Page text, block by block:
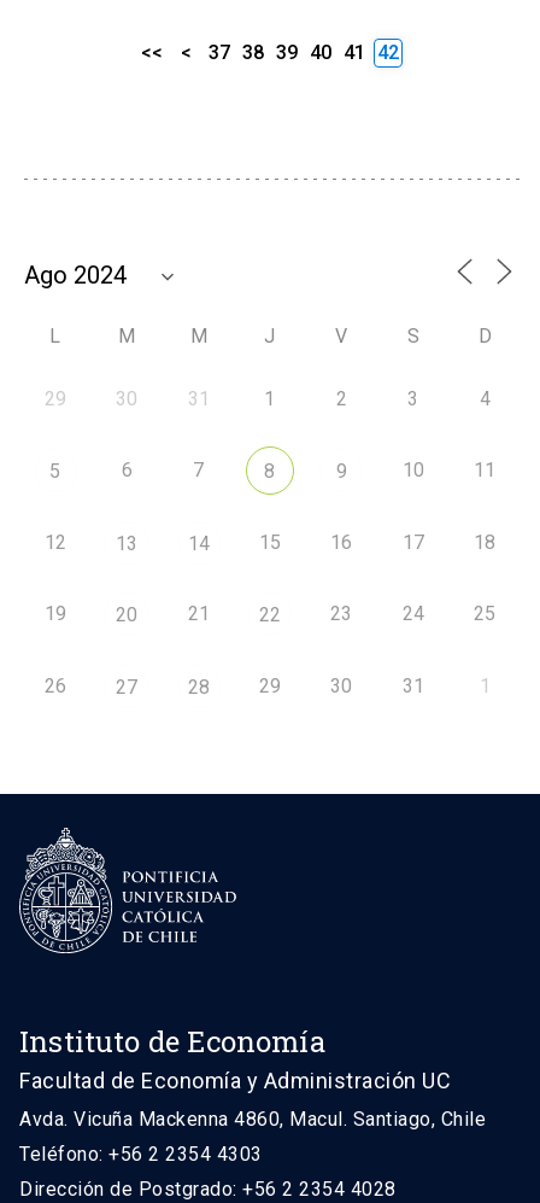
<< < 37 38 39 40 41 42
L M M J V S D
29 30 31 1 2 3 4
5 6 7 8 9 10 11
12 13 14 15 16 17 18
19 20 21 22 23 24 25
26 27 28 29 30 31 1
Instituto de Economía
Facultad de Economía y Administración UC
Avda. Vicuña Mackenna 4860, Macul. Santiago, Chile
Teléfono: +56 2 2354 4303
Dirección de Postgrado: +56 2 2354 4028